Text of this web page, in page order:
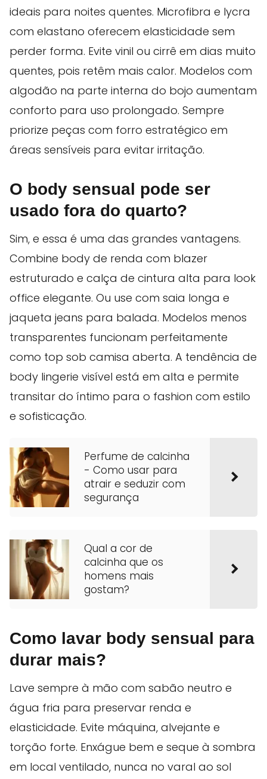
ideais para noites quentes. Microfibra e lycra
com elastano oferecem elasticidade sem
perder forma. Evite vinil ou cirrê em dias muito
quentes, pois retêm mais calor. Modelos com
algodão na parte interna do bojo aumentam
conforto para uso prolongado. Sempre
priorize peças com forro estratégico em
áreas sensíveis para evitar irritação.
O body sensual pode ser
usado fora do quarto?
Sim, e essa é uma das grandes vantagens.
Combine body de renda com blazer
estruturado e calça de cintura alta para look
office elegante. Ou use com saia longa e
jaqueta jeans para balada. Modelos menos
transparentes funcionam perfeitamente
como top sob camisa aberta. A tendência de
body lingerie visível está em alta e permite
transitar do íntimo para o fashion com estilo
e sofisticação.
Perfume de calcinha
- Como usar para
atrair e seduzir com
segurança
Qual a cor de
calcinha que os
homens mais
gostam?
Como lavar body sensual para
durar mais?
Lave sempre à mão com sabão neutro e
água fria para preservar renda e
elasticidade. Evite máquina, alvejante e
torção forte. Enxágue bem e seque à sombra
em local ventilado, nunca no varal ao sol